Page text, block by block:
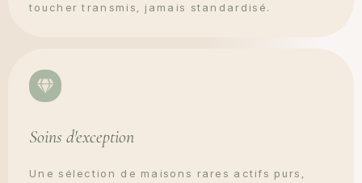
toucher transmis, jamais standardisé.
Soins d'exception
Une sélection de maisons rares actifs purs,